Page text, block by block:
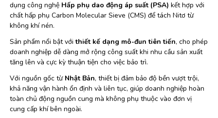
dụng công nghệ Hấp phụ dao động áp suất (PSA) kết hợp với
chất hấp phụ Carbon Molecular Sieve (CMS) để tách Nitơ từ
không khí nén.
Sản phẩm nổi bật vớithiết kế dạng mô-đun tiên tiến, cho phép
doanh nghiệp dễ dàng mở rộng công suất khi nhu cầu sản xuất
tăng lên và cực kỳ thuận tiện cho việc bảo trì.
Với nguồn gốc từ Nhật Bản, thiết bị đảm bảo độ bền vượt trội,
khả năng vận hành ổn định và liên tục, giúp doanh nghiệp hoàn
toàn chủ động nguồn cung mà không phụ thuộc vào đơn vị
cung cấp khí bên ngoài.